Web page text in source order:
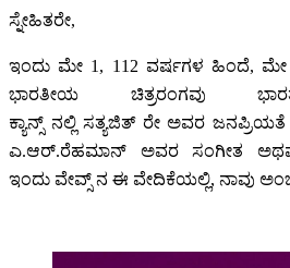
ಸ್ನೇಹಿತರೇ,
ಇಂದು ಮೇ 1, 112 ವರ್ಷಗಳ ಹಿಂದೆ, ಮೇ
ಭಾರತೀಯ ಚಿತ್ರರಂಗವು
ಕ್ಯಾನ್ಸ್ ನಲ್ಲಿ ಸತ್ಯಜಿತ್ ರೇ ಅವರ
ಎ.ಆರ್.ರೆಹಮಾನ್ ಅವರ ಸಂಗೀತ
ಇಂದು ವೇವ್ಸ್ ನ ಈ ವೇದಿಕೆಯಲ್ಲಿ, ನಾವು